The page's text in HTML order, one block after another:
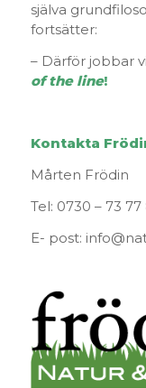
själva
fortsätter:
– Därför jobbar
of the line!
Kontakta
Mårten Frödin
Tel: 0730 – 73 77
E- post: